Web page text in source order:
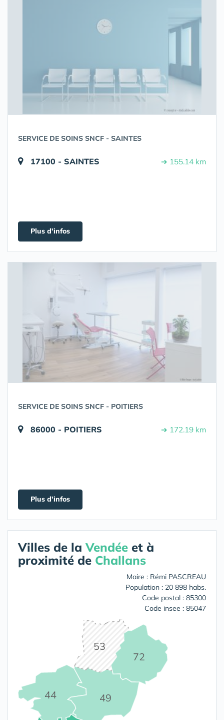
SERVICE DE SOINS SNCF - SAINTES
17100 - SAINTES ➔ 155.14 km
Plus d'infos
SERVICE DE SOINS SNCF - POITIERS
86000 - POITIERS ➔ 172.19 km
Plus d'infos
Villes de laVendée et à
proximité de Challans
Maire : Rémi PASCREAU
Population : 20 898 habs.
Code postal : 85300
Code insee : 85047
44 49
53
72